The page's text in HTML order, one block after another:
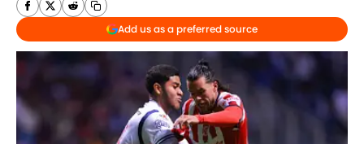
Add us as a preferred source